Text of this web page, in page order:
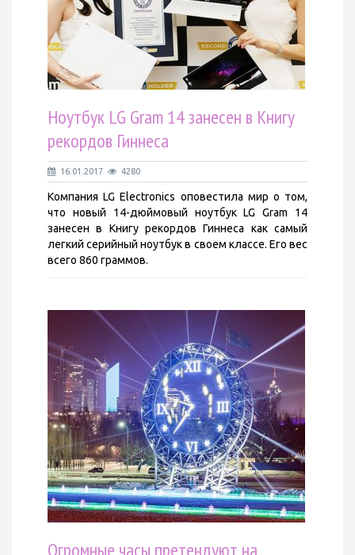
Ноутбук LG Gram 14 занесен в Книгу
рекордов Гиннеса
16.01.2017 4280
Компания LG Electronics оповестила мир о том,
что новый 14-дюймовый ноутбук LG Gram 14
занесен в Книгу рекордов Гиннеса как самый
легкий серийный ноутбук в своем классе. Его вес
всего 860 граммов.
Огромные часы претендуют на